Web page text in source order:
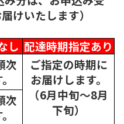
けいたします）
し 配達時期指定あり
次
ご指定の時期に
お届けします。
（6月中旬～8月
下旬）
次